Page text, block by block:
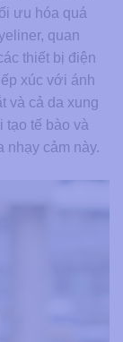
ưu hóa quá
quan
thiết bị điện
xúc với ánh
và cả da xung
tạo tế bào và
nhạy cảm này.